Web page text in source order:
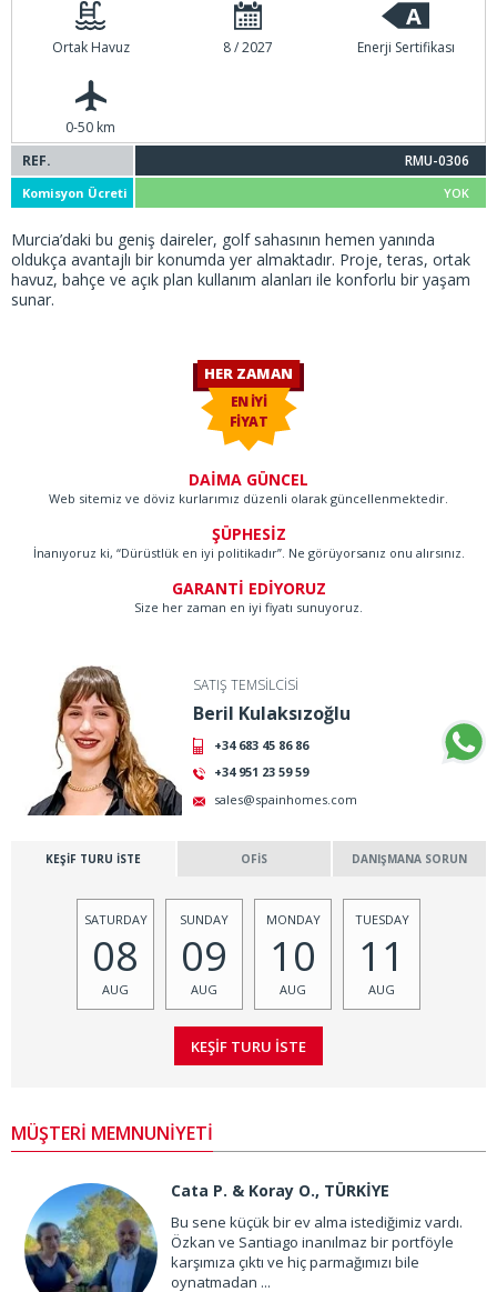
Ortak Havuz 8 / 2027
A
Enerji Sertifikası
0-50 km
REF.
RMU-0306
Komisyon Ücreti YOK
Murcia’daki bu geniş daireler, golf sahasının hemen yanında
oldukça avantajlı bir konumda yer almaktadır. Proje, teras, ortak
havuz, bahçe ve açık plan kullanım alanları ile konforlu bir yaşam
sunar.
HER ZAMAN
EN İYİ
FİYAT
DAİMA GÜNCEL
Web sitemiz ve döviz kurlarımız düzenli olarak güncellenmektedir.
ŞÜPHESİZ
İnanıyoruz ki, “Dürüstlük en iyi politikadır”. Ne görüyorsanız onu alırsınız.
GARANTİ EDİYORUZ
Size her zaman en iyi fiyatı sunuyoruz.
SATIŞ TEMSİLCİSİ
Beril Kulaksızoğlu
+34 683 45 86 86
+34 951 23 59 59
sales@spainhomes.com
KEŞİF TURU İSTE OFİS DANIŞMANA SORUN
SATURDAY
08
AUG
SUNDAY
09
AUG
MONDAY
10
AUG
TUESDAY
11
AUG
MÜŞTERİ MEMNUNİYETİ
Cata P. & Koray O., TÜRKİYE
Bu sene küçük bir ev alma istediğimiz vardı.
Özkan ve Santiago inanılmaz bir portföyle
karşımıza çıktı ve hiç parmağımızı bile
oynatmadan ...